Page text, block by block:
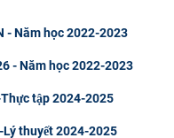
- Năm học 2022-2023
- Năm học 2022-2023
tập 2024-2025
thuyết 2024-2025